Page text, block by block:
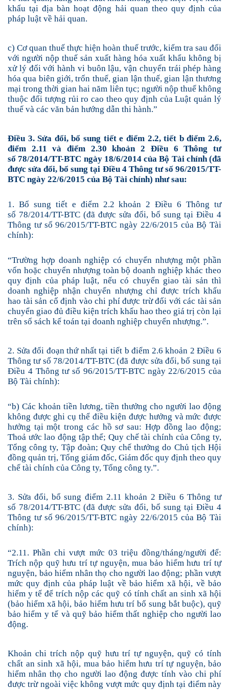
khẩu tại địa bàn hoạt động hải quan theo quy định của
pháp luật về hải quan.
c) Cơ quan thuế thực hiện hoàn thuế trước, kiểm tra sau đối
với người nộp thuế sản xuất hàng hóa xuất khẩu không bị
xử lý đối với hành vi buôn lậu, vận chuyển trái phép hàng
hóa qua biên giới, trốn thuế, gian lận thuế, gian lận thương
mại trong thời gian hai năm liên tục; người nộp thuế không
thuộc đối tượng rủi ro cao theo quy định của Luật quản lý
thuế và các văn bản hướng dẫn thi hành.”
Điều 3. Sửa đổi, bổ sung tiết e điểm 2.2, tiết b điểm 2.6,
điểm 2.11 và điểm 2.30 khoản 2 Điều 6 Thông tư
số 78/2014/TT-BTC ngày 18/6/2014 của Bộ Tài chính (đã
được sửa đổi, bổ sung tại Điều 4 Thông tư số 96/2015/TT-
BTC ngày 22/6/2015 của Bộ Tài chính) như sau:
1. Bổ sung tiết e điểm 2.2 khoản 2Điều 6 Thông tư
số 78/2014/TT-BTC (đã được sửa đổi, bổ sung tại Điều 4
Thông tư số 96/2015/TT-BTC ngày 22/6/2015 của Bộ Tài
chính):
“Trường hợp doanh nghiệp có chuyển nhượng một phần
vốn hoặc chuyển nhượng toàn bộ doanh nghiệp khác theo
quy định của pháp luật, nếu có chuyển giao tài sản thì
doanh nghiệp nhận chuyển nhượng chỉ được trích khấu
hao tài sản cố định vào chi phí được trừ đối với các tài sản
chuyển giao đủ điều kiện trích khấu hao theo giá trị còn lại
trên sổ sách kế toán tại doanh nghiệp chuyển nhượng.”.
2. Sửa đổi đoạn thứ nhất tại tiết b điểm 2.6 khoản 2Điều 6
Thông tư số 78/2014/TT-BTC(đã được sửa đổi, bổ sung tại
Điều 4 Thông tư số 96/2015/TT-BTC ngày 22/6/2015 của
Bộ Tài chính):
“b) Các khoản tiền lương, tiền thưởng cho người lao động
không được ghi cụ thể điều kiện được hưởng và mức được
hưởng tại một trong các hồ sơ sau: Hợp đồng lao động;
Thoả ước lao động tập thể; Quy chế tài chính của Công ty,
Tổng công ty, Tập đoàn; Quy chế thưởng do Chủ tịch Hội
đồng quản trị, Tổng giám đốc, Giám đốc quy định theo quy
chế tài chính của Công ty, Tổng công ty.”.
3. Sửa đổi, bổ sung điểm 2.11 khoản 2 Điều 6 Thông tư
số 78/2014/TT-BTC (đã được sửa đổi, bổ sung tại Điều 4
Thông tư số 96/2015/TT-BTC ngày 22/6/2015 của Bộ Tài
chính):
“2.11. Phần chi vượt mức 03 triệu đồng/tháng/người để:
Tríchnộp quỹ hưu trí tự nguyện, mua bảo hiểm hưu trí tự
nguyện, bảo hiểm nhân thọ cho người lao động; phần vượt
mức quy định của pháp luật về bảo hiểm xã hội, về bảo
hiểm y tế để trích nộp các quỹ có tính chất an sinh xã hội
(bảo hiểm xã hội, bảo hiểm hưu trí bổ sung bắt buộc), quỹ
bảo hiểm y tế và quỹ bảo hiểm thất nghiệp cho người lao
động.
Khoản chi trích nộp quỹ hưu trí tự nguyện, quỹ có tính
chất an sinh xã hội, mua bảo hiểm hưu trí tự nguyện, bảo
hiểm nhân thọ cho người lao động được tính vào chi phí
được trừ ngoài việc không vượt mức quy định tại điểm này